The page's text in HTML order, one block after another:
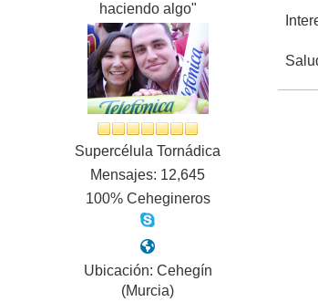
haciendo algo"
Supercélula Tornádica
Mensajes: 12,645
100% Cehegineros
Ubicación: Cehegín
(Murcia)